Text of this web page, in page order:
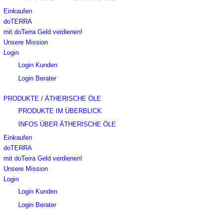
Einkaufen
doTERRA
mit doTerra Geld verdienen!
Unsere Mission
Login
Login Kunden
Login Berater
PRODUKTE / ÄTHERISCHE ÖLE
PRODUKTE IM ÜBERBLICK
INFOS ÜBER ÄTHERISCHE ÖLE
Einkaufen
doTERRA
mit doTerra Geld verdienen!
Unsere Mission
Login
Login Kunden
Login Berater